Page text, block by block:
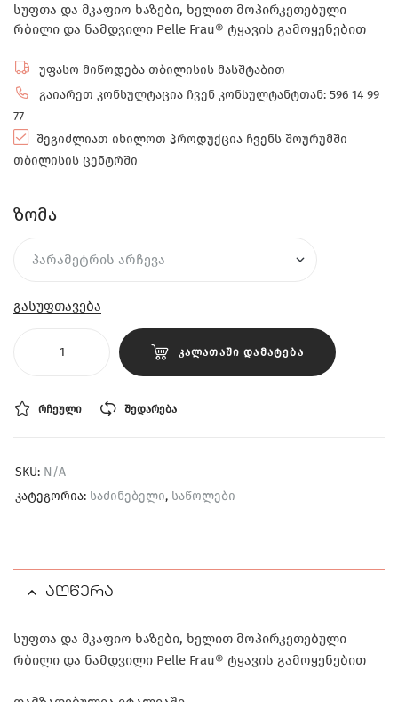
სუფთა და მკაფიო ხაზები, ხელით მოპირკეთებული
რბილი და ნამდვილი Pelle Frau® ტყავის გამოყენებით
უფასო მიწოდება თბილისის მასშტაბით
გაიარეთ კონსულტაცია ჩვენ კონსულტანტთან: 596 14 99
77
შეგიძლიათ იხილოთ პროდუქცია ჩვენს შოურუმში
თბილისის ცენტრში
ზომა
გასუფთავება
ᲙᲐᲚᲐᲗᲐᲨᲘ ᲓᲐᲛᲐᲢᲔᲑᲐ
ᲠᲩᲔᲣᲚᲘ ᲨᲔᲓᲐᲠᲔᲑᲐ
SKU: N/A
კატეგორია: საძინებელი, საწოლები
აღწერა
სუფთა და მკაფიო ხაზები, ხელით მოპირკეთებული
რბილი და ნამდვილი Pelle Frau® ტყავის გამოყენებით